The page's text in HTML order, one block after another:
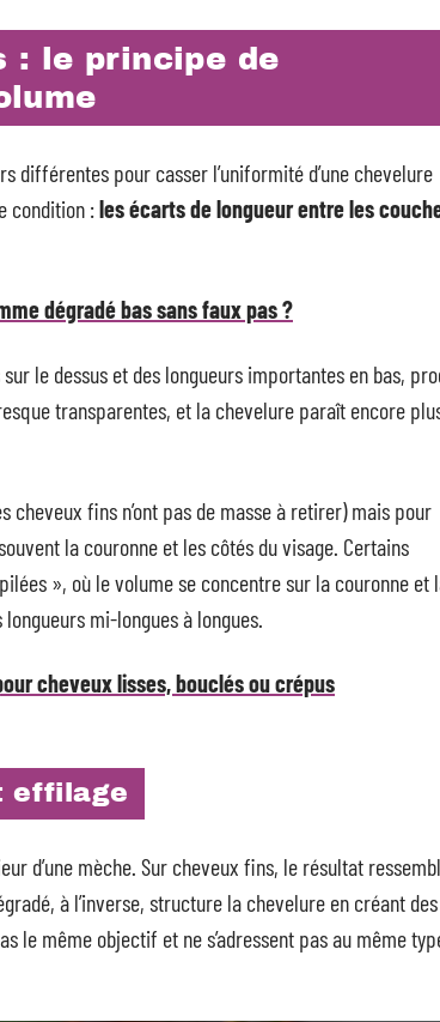
: le principe de
différentes pour casser l’uniformité d’une chevelure
condition :les écarts de longueur entre les
dégradé bas sans faux pas ?
le dessus et des longueurs importantes en bas,
transparentes, et la chevelure paraît encore
fins n’ont pas de masse à retirer) mais pour
la couronne et les côtés du visage. Certains
», où le volume se concentre sur la couronne et
mi-longues à longues.
cheveux lisses, bouclés ou crépus
effilage
d’une mèche. Sur cheveux fins, le résultat
à l’inverse, structure la chevelure en créant des
le même objectif et ne s’adressent pas au même